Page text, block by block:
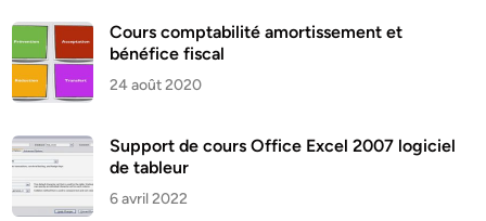
Cours comptabilité amortissement et
bénéfice fiscal
24 août 2020
Support de cours Office Excel 2007 logiciel
de tableur
6 avril 2022